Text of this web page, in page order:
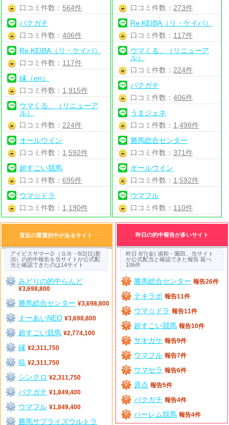
口コミ件数： 564件
バクガチ
口コミ件数：406件
Re:KEIBA（リ・ケイバ）
口コミ件数： 117件
縁（en）
口コミ件数： 1,915件
ウマくる。（リニューア
ル）
口コミ件数： 224件
オールウイン
口コミ件数： 1,592件
超すごい競馬
口コミ件数：695件
ウマ☆ドラ
口コミ件数： 1,190件
口コミ件数： 273件
Re:KEIBA（リ・ケイバ）
口コミ件数： 117件
ウマくる。（リニューア
ル）
口コミ件数： 224件
バクガチ
口コミ件数： 406件
うまジェネ
口コミ件数： 1,498件
勝馬総合センター
口コミ件数： 371件
オールウイン
口コミ件数： 1,592件
ウマフル
口コミ件数： 110件
直近の重賞的中があるサイト
アイビスサマーＤ（ＧⅢ・8/2(日)新
潟）の的中報告を当サイトが公式配
当と確認できたのは14サイト
みどりの的中らんど
¥3,698,800
勝馬総合センター ¥3,698,800
えーあいNEO ¥3,698,800
超すごい競馬 ¥2,774,100
縁 ¥2,311,750
暁 ¥2,311,750
シンクロ ¥2,311,750
バクガチ ¥1,849,400
ウマフル ¥1,849,400
勝馬サプライズウルトラ
昨日の的中報告が多いサイト
昨日 8/7(金) 浦和・園田。当サイト
が公式配当と確認できた報告 延べ
106件
勝馬総合センター 報告26件
テキラボ 報告11件
ウマ☆ドラ 報告11件
超すごい競馬 報告10件
サキガケ 報告9件
ウマフル 報告7件
ウマセラ 報告6件
原点 報告5件
バクガチ 報告4件
ハーレム競馬 報告4件